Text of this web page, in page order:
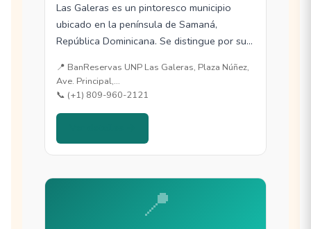
Las Galeras es un pintoresco municipio
ubicado en la península de Samaná,
República Dominicana. Se distingue por sus
📍 BanReservas UNP Las Galeras, Plaza Núñez,
Ave. Principal,…
📞 (+1) 809-960-2121
📍